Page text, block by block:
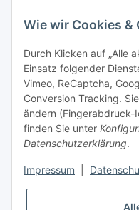
Informationen
Sie
+43
Wie wir Cookies &
Durch Klicken auf „Alle
Einsatz folgender
Vimeo, ReCaptcha,
Conversion Tracking.
ändern (Fingerabdruck-
finden Sie unter
Datenschutzerklärung.
Impressum